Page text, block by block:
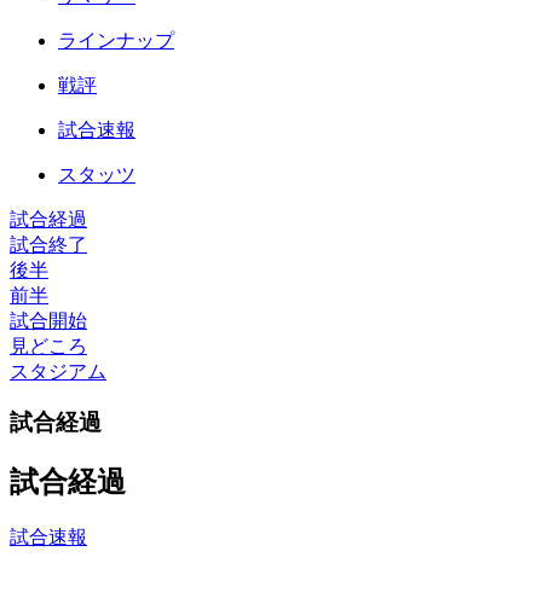
ラインナップ
戦評
試合速報
スタッツ
試合経過
試合終了
後半
前半
試合開始
見どころ
スタジアム
試合経過
試合経過
試合速報